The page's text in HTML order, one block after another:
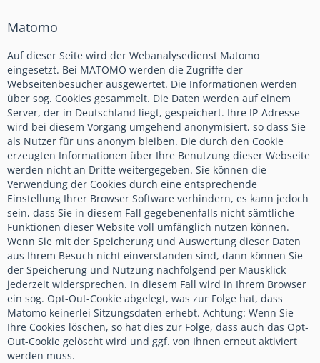
Matomo
Auf dieser Seite wird der Webanalysedienst Matomo
eingesetzt. Bei MATOMO werden die Zugriffe der
Webseitenbesucher ausgewertet. Die Informationen werden
über sog. Cookies gesammelt. Die Daten werden auf einem
Server, der in Deutschland liegt, gespeichert. Ihre IP-Adresse
wird bei diesem Vorgang umgehend anonymisiert, so dass Sie
als Nutzer für uns anonym bleiben. Die durch den Cookie
erzeugten Informationen über Ihre Benutzung dieser Webseite
werden nicht an Dritte weitergegeben. Sie können die
Verwendung der Cookies durch eine entsprechende
Einstellung Ihrer Browser Software verhindern, es kann jedoch
sein, dass Sie in diesem Fall gegebenenfalls nicht sämtliche
Funktionen dieser Website voll umfänglich nutzen können.
Wenn Sie mit der Speicherung und Auswertung dieser Daten
aus Ihrem Besuch nicht einverstanden sind, dann können Sie
der Speicherung und Nutzung nachfolgend per Mausklick
jederzeit widersprechen. In diesem Fall wird in Ihrem Browser
ein sog. Opt-Out-Cookie abgelegt, was zur Folge hat, dass
Matomo keinerlei Sitzungsdaten erhebt. Achtung: Wenn Sie
Ihre Cookies löschen, so hat dies zur Folge, dass auch das Opt-
Out-Cookie gelöscht wird und ggf. von Ihnen erneut aktiviert
werden muss.